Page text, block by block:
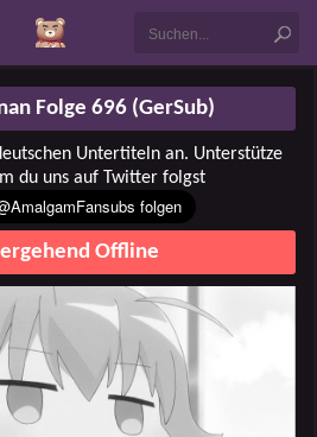
Folge 696 (GerSub)
Untertiteln an. Unterstütze
du uns auf Twitter folgst
Offline